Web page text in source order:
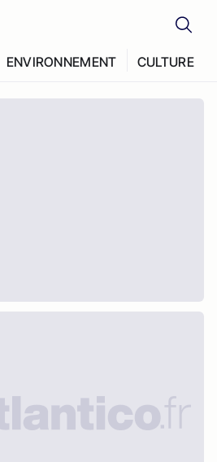
ENVIRONNEMENT CULTURE